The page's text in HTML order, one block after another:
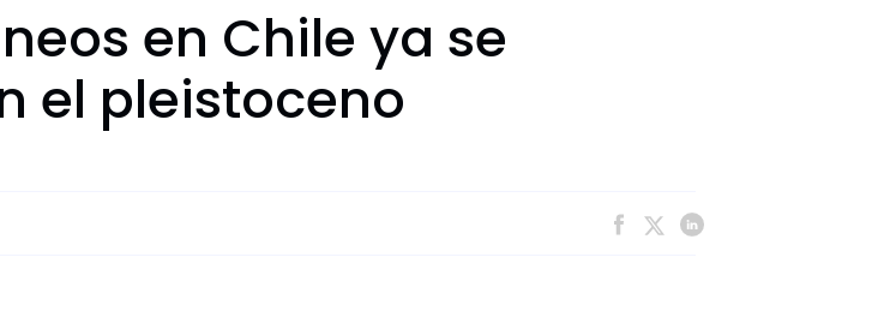
en Chile ya se
el pleistoceno